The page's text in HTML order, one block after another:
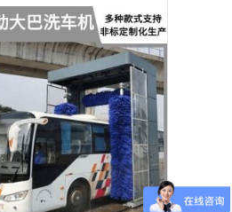
洁净方案[隆茂鑫晟]